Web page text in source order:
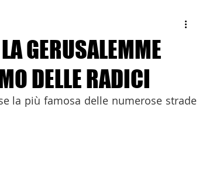
ALL'ESTERO 03 bis - Giro del Mondo
- ITALIANI ALL'ESTERO Africa
ALL'ESTERO Nord Amer
GERUSALEMME
DELLE RADICI
la più famosa delle numerose strade